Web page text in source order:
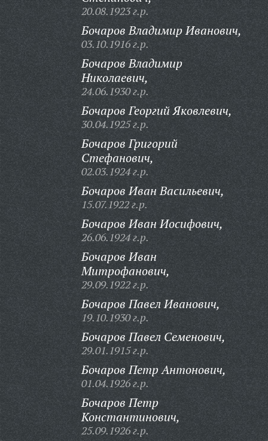
20.08.1923 г.р.
Бочаров Владимир Иванович,
03.10.1916 г.р.
Бочаров Владимир
Николаевич,
24.06.1930 г.р.
Бочаров Георгий Яковлевич,
30.04.1925 г.р.
Бочаров Григорий
Стефанович,
02.03.1924 г.р.
Бочаров Иван Васильевич,
15.07.1922 г.р.
Бочаров Иван Иосифович,
26.06.1924 г.р.
Бочаров Иван
Митрофанович,
29.09.1922 г.р.
Бочаров Павел Иванович,
19.10.1930 г.р.
Бочаров Павел Семенович,
29.01.1915 г.р.
Бочаров Петр Антонович,
01.04.1926 г.р.
Бочаров Петр
Константинович,
25.09.1926 г.р.